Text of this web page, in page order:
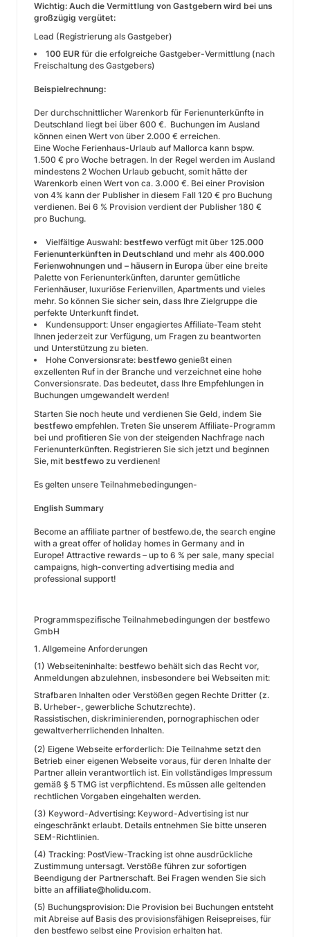
Wichtig: Auch die Vermittlung von Gastgebern wird bei uns
großzügig vergütet:
Lead (Registrierung als Gastgeber)
100 EUR für die erfolgreiche Gastgeber-Vermittlung (nach
Freischaltung des Gastgebers)
Beispielrechnung:
Der durchschnittlicher Warenkorb für Ferienunterkünfte in
Deutschland liegt bei über 600 €. Buchungen im Ausland
können einen Wert von über 2.000 € erreichen.
Eine Woche Ferienhaus-Urlaub auf Mallorca kann bspw.
1.500 € pro Woche betragen. In der Regel werden im Ausland
mindestens 2 Wochen Urlaub gebucht, somit hätte der
Warenkorb einen Wert von ca. 3.000 €. Bei einer Provision
von 4% kann der Publisher in diesem Fall 120 € pro Buchung
verdienen. Bei 6 % Provision verdient der Publisher 180 €
pro Buchung.
Vielfältige Auswahl: bestfewo verfügt mit über 125.000
Ferienunterkünften in Deutschland und mehr als 400.000
Ferienwohnungen und – häusern in Europa über eine breite
Palette von Ferienunterkünften, darunter gemütliche
Ferienhäuser, luxuriöse Ferienvillen, Apartments und vieles
mehr. So können Sie sicher sein, dass Ihre Zielgruppe die
perfekte Unterkunft findet.
Kundensupport: Unser engagiertes Affiliate-Team steht
Ihnen jederzeit zur Verfügung, um Fragen zu beantworten
und Unterstützung zu bieten.
Hohe Conversionsrate: bestfewo genießt einen
exzellenten Ruf in der Branche und verzeichnet eine hohe
Conversionsrate. Das bedeutet, dass Ihre Empfehlungen in
Buchungen umgewandelt werden!
Starten Sie noch heute und verdienen Sie Geld, indem Sie
bestfewo empfehlen. Treten Sie unserem Affiliate-Programm
bei und profitieren Sie von der steigenden Nachfrage nach
Ferienunterkünften. Registrieren Sie sich jetzt und beginnen
Sie, mit bestfewo zu verdienen!
Es gelten unsere Teilnahmebedingungen-
English Summary
Become an affiliate partner of bestfewo.de, the search engine
with a great offer of holiday homes in Germany and in
Europe! Attractive rewards – up to 6 % per sale, many special
campaigns, high-converting advertising media and
professional support!
Programmspezifische Teilnahmebedingungen der bestfewo
GmbH
1. Allgemeine Anforderungen
(1) Webseiteninhalte: bestfewo behält sich das Recht vor,
Anmeldungen abzulehnen, insbesondere bei Webseiten mit:
Strafbaren Inhalten oder Verstößen gegen Rechte Dritter (z.
B. Urheber-, gewerbliche Schutzrechte).
Rassistischen, diskriminierenden, pornographischen oder
gewaltverherrlichenden Inhalten.
(2) Eigene Webseite erforderlich: Die Teilnahme setzt den
Betrieb einer eigenen Webseite voraus, für deren Inhalte der
Partner allein verantwortlich ist. Ein vollständiges Impressum
gemäß § 5 TMG ist verpflichtend. Es müssen alle geltenden
rechtlichen Vorgaben eingehalten werden.
(3) Keyword-Advertising: Keyword-Advertising ist nur
eingeschränkt erlaubt. Details entnehmen Sie bitte unseren
SEM-Richtlinien.
(4) Tracking: PostView-Tracking ist ohne ausdrückliche
Zustimmung untersagt. Verstöße führen zur sofortigen
Beendigung der Partnerschaft. Bei Fragen wenden Sie sich
bitte an affiliate@holidu.com.
(5) Buchungsprovision: Die Provision bei Buchungen entsteht
mit Abreise auf Basis des provisionsfähigen Reisepreises, für
den bestfewo selbst eine Provision erhalten hat.